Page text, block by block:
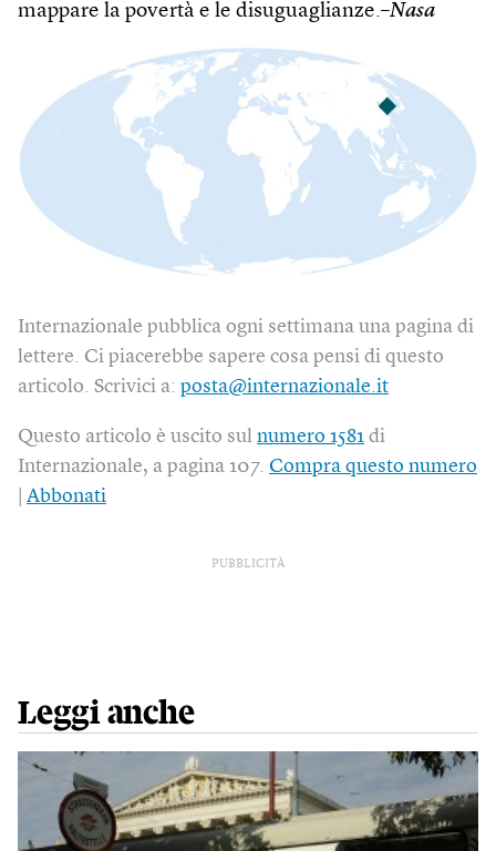
mappare la povertà e le disuguaglianze.–Nasa
Internazionale pubblica ogni settimana una pagina di
lettere. Ci piacerebbe sapere cosa pensi di questo
articolo. Scrivici a: posta@internazionale.it
Questo articolo è uscito sul numero 1581 di
Internazionale, a pagina 107. Compra questo numero
Abbonati
PUBBLICITÀ
Leggi anche